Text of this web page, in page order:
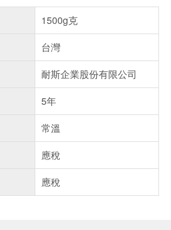
1500g克
台灣
耐斯企業股份有限公司
5年
常溫
應稅
應稅